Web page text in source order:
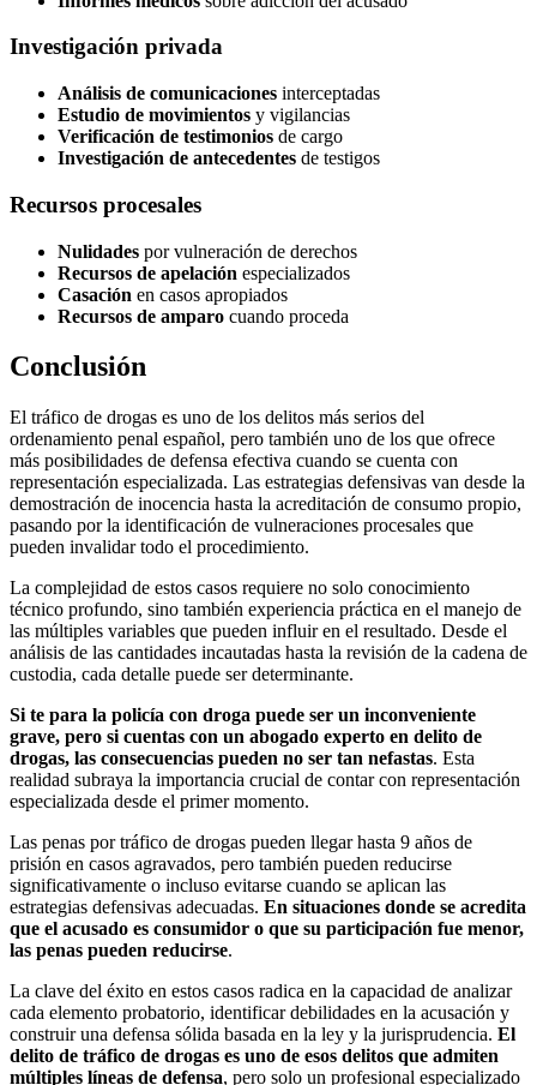
Investigación privada
Análisis de comunicaciones interceptadas
Estudio de movimientos y vigilancias
Verificación de testimonios de cargo
Investigación de antecedentes de testigos
Recursos procesales
Nulidades por vulneración de derechos
Recursos de apelación especializados
Casación en casos apropiados
Recursos de amparo cuando proceda
Conclusión
El tráfico de drogas es uno de los delitos más serios del
ordenamiento penal español, pero también uno de los que ofrece
más posibilidades de defensa efectiva cuando se cuenta con
representación especializada. Las estrategias defensivas van desde la
demostración de inocencia hasta la acreditación de consumo propio,
pasando por la identificación de vulneraciones procesales que
pueden invalidar todo el procedimiento.
La complejidad de estos casos requiere no solo conocimiento
técnico profundo, sino también experiencia práctica en el manejo de
las múltiples variables que pueden influir en el resultado. Desde el
análisis de las cantidades incautadas hasta la revisión de la cadena de
custodia, cada detalle puede ser determinante.
Si te para la policía con droga puede ser un inconveniente
grave, pero si cuentas con un abogado experto en delito de
drogas, las consecuencias pueden no ser tan nefastas. Esta
realidad subraya la importancia crucial de contar con representación
especializada desde el primer momento.
Las penas por tráfico de drogas pueden llegar hasta 9 años de
prisión en casos agravados, pero también pueden reducirse
significativamente o incluso evitarse cuando se aplican las
estrategias defensivas adecuadas. En situaciones donde se acredita
que el acusado es consumidor o que su participación fue menor,
las penas pueden reducirse.
La clave del éxito en estos casos radica en la capacidad de analizar
cada elemento probatorio, identificar debilidades en la acusación y
construir una defensa sólida basada en la ley y la jurisprudencia. El
delito de tráfico de drogas es uno de esos delitos que admiten
múltiples líneas de defensa, pero solo un profesional especializado